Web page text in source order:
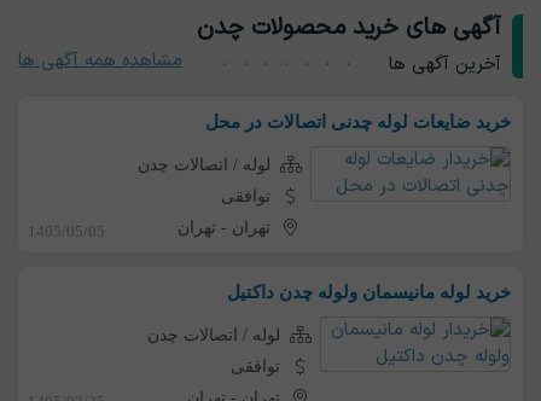
آگهی های خرید محصولات چدن
آخرین آگهی ها مشاهده همه آگهی ها
خرید ضایعات لوله چدنی اتصالات در محل
لوله / اتصالات چدن
توافقی
تهران -تهران 1405/05/05
خرید لوله مانیسمان ولوله چدن داکتیل
لوله / اتصالات چدن
توافقی
تهران -تهران